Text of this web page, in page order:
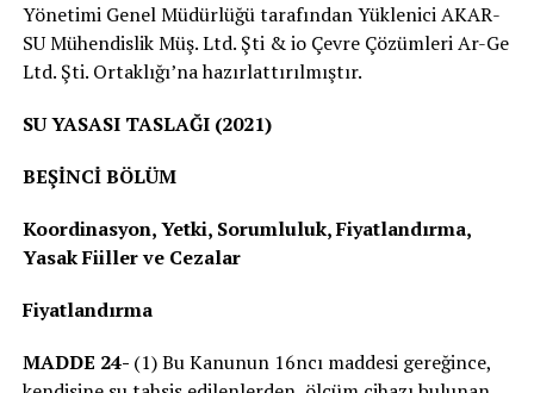
Yönetimi Genel Müdürlüğü tarafından Yüklenici AKAR-
SU Mühendislik Müş. Ltd. Şti & io Çevre Çözümleri Ar-Ge
Ltd. Şti. Ortaklığı’na hazırlattırılmıştır.
SU YASASI TASLAĞI (2021)
BEŞİNCİ BÖLÜM
Koordinasyon, Yetki, Sorumluluk, Fiyatlandırma,
Yasak Fiiller ve Cezalar
Fiyatlandırma
MADDE 24- (1) Bu Kanunun 16ncı maddesi gereğince,